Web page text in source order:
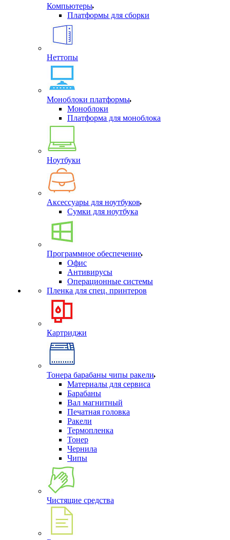
Компьютеры
Платформы для сборки
Неттопы
Моноблоки платформы
Моноблоки
Платформа для моноблока
Ноутбуки
Аксессуары для ноутбуков
Сумки для ноутбука
Программное обеспечение
Офис
Антивирусы
Операционные системы
Пленка для спец. принтеров
Картриджи
Тонера барабаны чипы ракели
Материалы для сервиса
Барабаны
Вал магнитный
Печатная головка
Ракели
Термопленка
Тонер
Чернила
Чипы
Чистящие средства